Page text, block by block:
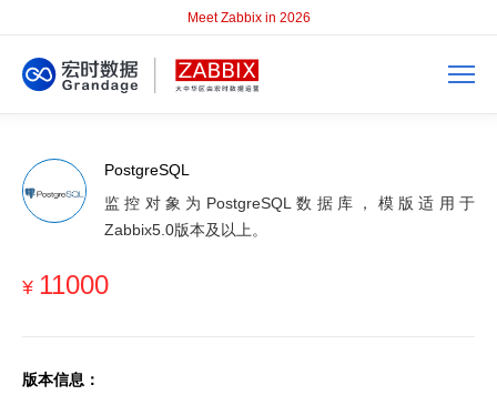
Meet Zabbix in 2026
PostgreSQL
监控对象为PostgreSQL数据库，模版适用于
Zabbix5.0版本及以上。
¥ 11000
版本信息：